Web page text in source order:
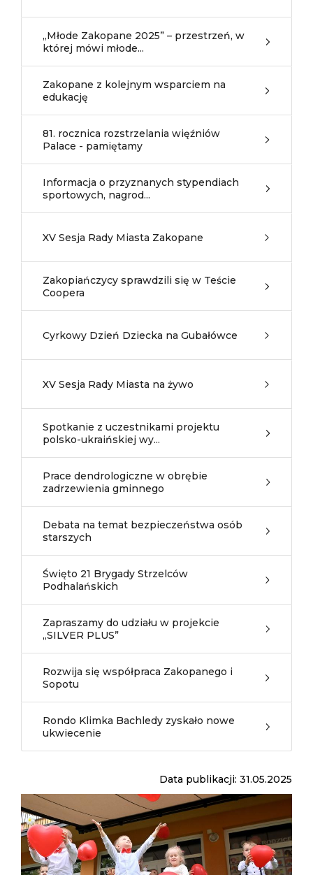
„Młode Zakopane 2025” – przestrzeń, w
której mówi młode...
Zakopane z kolejnym wsparciem na
edukację
81. rocznica rozstrzelania więźniów
Palace - pamiętamy
Informacja o przyznanych stypendiach
sportowych, nagrod...
XV Sesja Rady Miasta Zakopane
Zakopiańczycy sprawdzili się w Teście
Coopera
Cyrkowy Dzień Dziecka na Gubałówce
XV Sesja Rady Miasta na żywo
Spotkanie z uczestnikami projektu
polsko-ukraińskiej wy...
Prace dendrologiczne w obrębie
zadrzewienia gminnego
Debata na temat bezpieczeństwa osób
starszych
Święto 21 Brygady Strzelców
Podhalańskich
Zapraszamy do udziału w projekcie
„SILVER PLUS”
Rozwija się współpraca Zakopanego i
Sopotu
Rondo Klimka Bachledy zyskało nowe
ukwiecenie
Data publikacji: 31.05.2025